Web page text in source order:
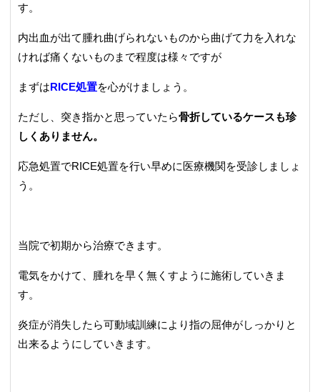
す。
内出血が出て腫れ曲げられないものから曲げて力を入れな
ければ痛くないものまで程度は様々ですが
まずは RICE処置を心がけましょう。
ただし、突き指かと思っていたら骨折しているケースも珍
しくありません。
応急処置でRICE処置を行い早めに医療機関を受診しましょ
う。
当院で初期から治療できます。
電気をかけて、腫れを早く無くすように施術していきま
す。
炎症が消失したら可動域訓練により指の屈伸がしっかりと
出来るようにしていきます。